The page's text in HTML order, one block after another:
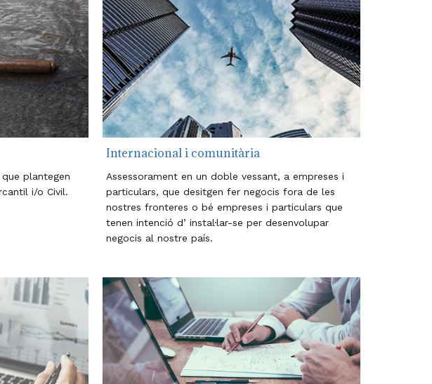
plantegen
i/o Civil.
Internacional i comunitària
Assessorament en un doble vessant, a empreses i
particulars, que desitgen fer negocis fora de les
nostres fronteres o bé empreses i particulars que
tenen intenció d’ instal·lar-se per desenvolupar
negocis al nostre país.